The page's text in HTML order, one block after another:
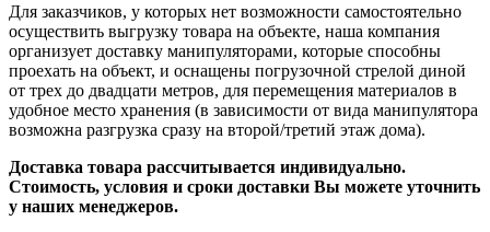
Для заказчиков, у которых нет возможности самостоятельно
осуществить выгрузку товара на объекте, наша компания
организует доставку манипуляторами, которые способны
проехать на объект, и оснащены погрузочной стрелой диной
от трех до двадцати метров, для перемещения материалов в
удобное место хранения (в зависимости от вида манипулятора
возможна разгрузка сразу на второй/третий этаж дома).
Доставка товара рассчитывается индивидуально.
Стоимость, условия и сроки доставки Вы можете уточнить
у наших менеджеров.